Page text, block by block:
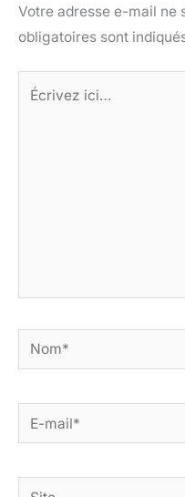
Votre adresse e-mail ne
obligatoires sont
Écrivez
Nom*
E-
mail*
Site